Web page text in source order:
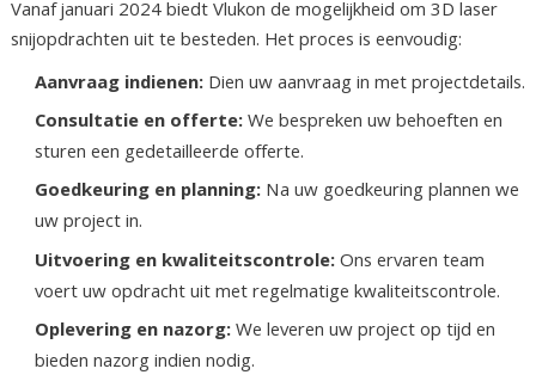
Vanaf januari 2024 biedt Vlukon de mogelijkheid om 3D laser
snijopdrachten uit te besteden. Het proces is eenvoudig:
Aanvraag indienen:Dien uw aanvraag in met projectdetails.
Consultatie en offerte:We bespreken uw behoeften en
sturen een gedetailleerde offerte.
Goedkeuring en planning:Na uw goedkeuring plannen we
uw project in.
Uitvoering en kwaliteitscontrole:Ons ervaren team
voert uw opdracht uit met regelmatige kwaliteitscontrole.
Oplevering en nazorg:We leveren uw project op tijd en
bieden nazorg indien nodig.